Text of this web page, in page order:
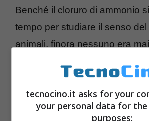
Benché il cloruro di ammonio
tempo per studiare il senso
animali, finora nessuno era
identificare un recettore
proteina nelle cellule sensoriali
stimolata direttamente da tale
merito dell’impresa va alla
tecnocino.it asks for your
your personal data for
purposes: